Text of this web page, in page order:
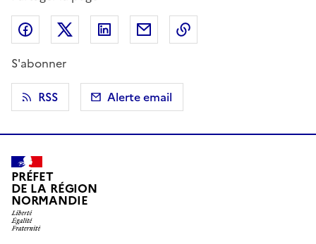
Partager sur Facebook
Partager sur X (anciennement Twitter)
Partager sur LinkedIn
Partager par email
S'abonner
RSS
Alerte email
PRÉFET
DE LA RÉGION
NORMANDIE